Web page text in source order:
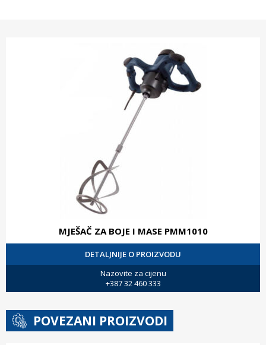
MJEŠAČ ZA BOJE I MASE PMM1010
DETALJNIJE O PROIZVODU
Nazovite za cijenu
+387 32 460 333
POVEZANI PROIZVODI